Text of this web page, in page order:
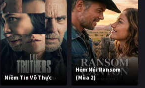
Niềm Tin Vô Thực
Hẻm Núi Ransom
(Mùa 2)